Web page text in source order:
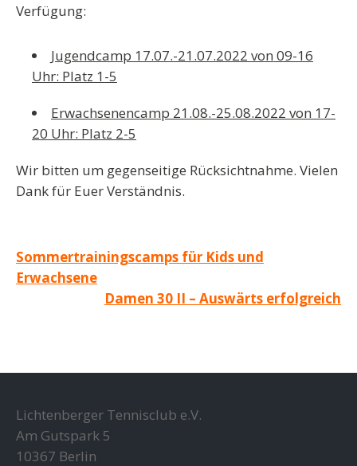
Verfügung:
Jugendcamp 17.07.-21.07.2022 von 09-16
Uhr: Platz 1-5
Erwachsenencamp 21.08.-25.08.2022 von 17-
20 Uhr: Platz 2-5
Wir bitten um gegenseitige Rücksichtnahme. Vielen
Dank für Euer Verständnis.
Beitragsnavigation
Sommertrainingscamps für Kids und
Erwachsene
Damen 30 II – Auswärts erfolgreich
Lichtenberger Tennisclub e.V.
Am Gutspark 5
10367 Berlin